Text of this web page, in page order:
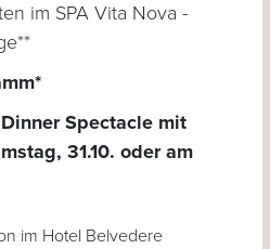
im SPA Vita Nova -
Spectacle mit
31.10. oder am
im Hotel Belvedere